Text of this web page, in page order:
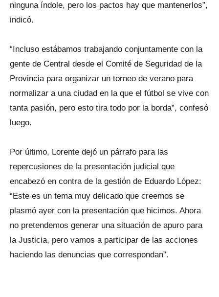
ninguna índole, pero los pactos hay que mantenerlos”,
indicó.
“Incluso estábamos trabajando conjuntamente con la
gente de Central desde el Comité de Seguridad de la
Provincia para organizar un torneo de verano para
normalizar a una ciudad en la que el fútbol se vive con
tanta pasión, pero esto tira todo por la borda”, confesó
luego.
Por último, Lorente dejó un párrafo para las
repercusiones de la presentación judicial que
encabezó en contra de la gestión de Eduardo López:
“Este es un tema muy delicado que creemos se
plasmó ayer con la presentación que hicimos. Ahora
no pretendemos generar una situación de apuro para
la Justicia, pero vamos a participar de las acciones
haciendo las denuncias que correspondan”.